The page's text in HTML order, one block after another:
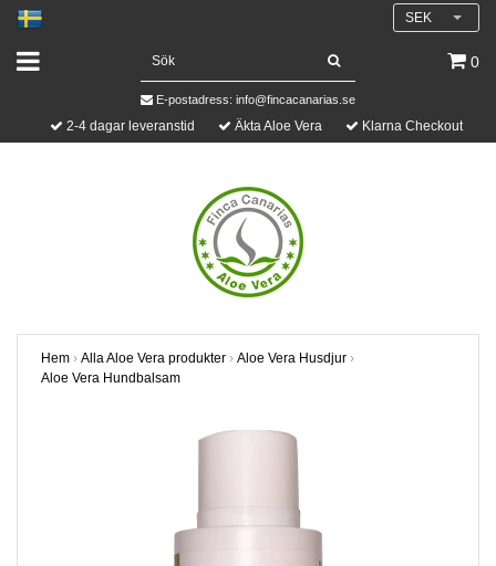
SEK
0
E-postadress: info@fincacanarias.se
2-4 dagar leveranstid Äkta Aloe Vera Klarna Checkout
Hem › Alla Aloe Vera produkter › Aloe Vera Husdjur ›
Aloe Vera Hundbalsam